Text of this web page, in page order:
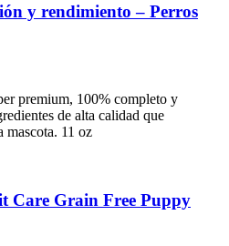
y rendimiento – Perros
premium, 100% completo y
de alta calidad que
mascota. 11 oz
Care Grain Free Puppy